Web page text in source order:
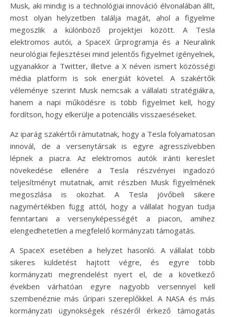
Musk, aki mindig is a technológiai innováció élvonalában állt,
most olyan helyzetben találja magát, ahol a figyelme
megoszlik a különböző projektjei között. A Tesla
elektromos autói, a SpaceX űrprogramja és a Neuralink
neurológiai fejlesztései mind jelentős figyelmet igényelnek,
ugyanakkor a Twitter, illetve a X néven ismert közösségi
média platform is sok energiát követel. A szakértők
véleménye szerint Musk nemcsak a vállalati stratégiákra,
hanem a napi működésre is több figyelmet kell, hogy
fordítson, hogy elkerülje a potenciális visszaeséseket.
Az iparág szakértői rámutatnak, hogy a Tesla folyamatosan
innovál, de a versenytársak is egyre agresszívebben
lépnek a piacra. Az elektromos autók iránti kereslet
növekedése ellenére a Tesla részvényei ingadozó
teljesítményt mutatnak, amit részben Musk figyelmének
megoszlása is okozhat. A Tesla jövőbeli sikere
nagymértékben függ attól, hogy a vállalat hogyan tudja
fenntartani a versenyképességét a piacon, amihez
elengedhetetlen a megfelelő kormányzati támogatás.
A SpaceX esetében a helyzet hasonló. A vállalat több
sikeres küldetést hajtott végre, és egyre több
kormányzati megrendelést nyert el, de a következő
években várhatóan egyre nagyobb versennyel kell
szembenéznie más űripari szereplőkkel. A NASA és más
kormányzati ügynökségek részéről érkező támogatás